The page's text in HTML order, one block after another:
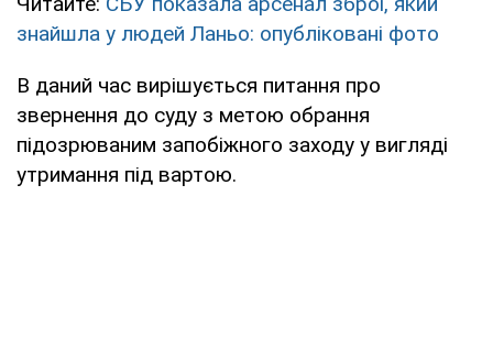
знайшла у людей Ланьо: опубліковані фото
В даний час вирішується питання про
звернення до суду з метою обрання
підозрюваним запобіжного заходу у вигляді
утримання під вартою.